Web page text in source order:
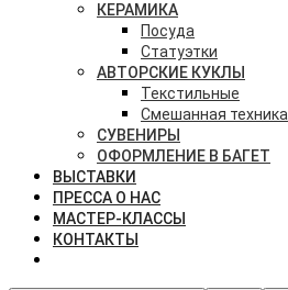
КЕРАМИКА
Посуда
Статуэтки
АВТОРСКИЕ КУКЛЫ
Текстильные
Смешанная техника
СУВЕНИРЫ
ОФОРМЛЕНИЕ В БАГЕТ
ВЫСТАВКИ
ПРЕССА О НАС
МАСТЕР-КЛАССЫ
КОНТАКТЫ